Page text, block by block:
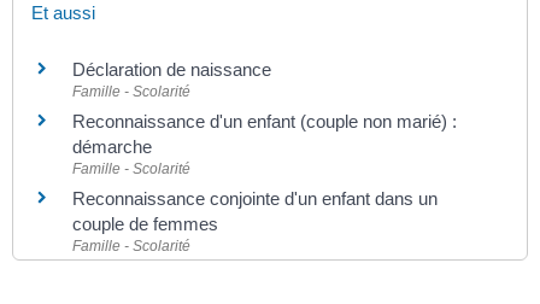
Et aussi
Déclaration de naissance
Famille - Scolarité
Reconnaissance d'un enfant (couple non marié) :
démarche
Famille - Scolarité
Reconnaissance conjointe d'un enfant dans un
couple de femmes
Famille - Scolarité